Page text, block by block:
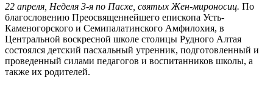
22 апреля, Неделя 3-я по Пасхе, святых Жен-мироносиц. По
благословению Преосвященнейшего епископа Усть-
Каменогорского и Семипалатинского Амфилохия, в
Центральной воскресной школе столицы Рудного Алтая
состоялся детский пасхальный утренник, подготовленный и
проведенный силами педагогов и воспитанников школы, а
также их родителей.